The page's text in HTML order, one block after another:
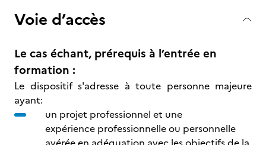
Voie d’accès
Le cas échant, prérequis à l’entrée en
formation :
Le dispositif s'adresse à toute personne majeure
ayant:
un projet professionnel et une
expérience professionnelle ou personnelle